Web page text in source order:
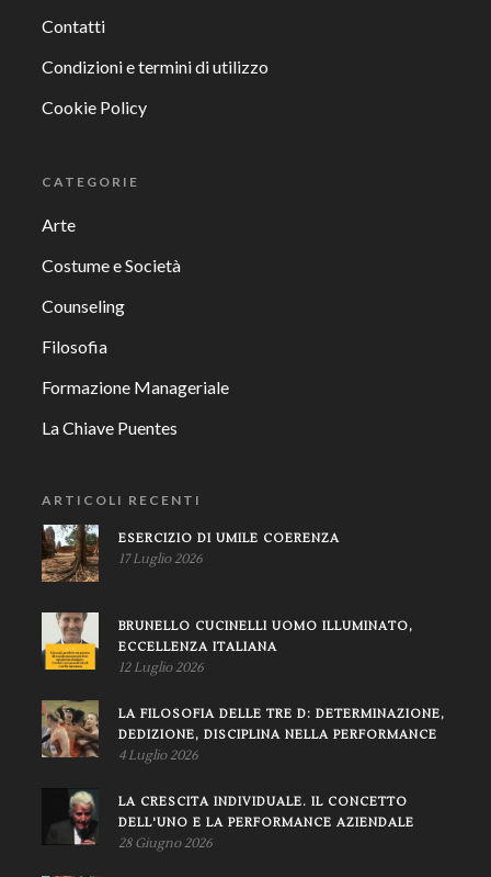
Contatti
Condizioni e termini di utilizzo
Cookie Policy
CATEGORIE
Arte
Costume e Società
Counseling
Filosofia
Formazione Manageriale
La Chiave Puentes
ARTICOLI RECENTI
ESERCIZIO DI UMILE COERENZA
17 Luglio 2026
BRUNELLO CUCINELLI UOMO ILLUMINATO,
ECCELLENZA ITALIANA
12 Luglio 2026
LA FILOSOFIA DELLE TRE D: DETERMINAZIONE,
DEDIZIONE, DISCIPLINA NELLA PERFORMANCE
4 Luglio 2026
LA CRESCITA INDIVIDUALE. IL CONCETTO
DELL'UNO E LA PERFORMANCE AZIENDALE
28 Giugno 2026